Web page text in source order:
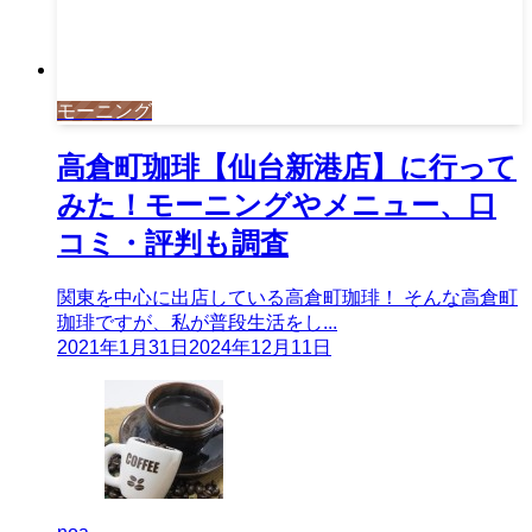
モーニング
高倉町珈琲【仙台新港店】に行って
みた！モーニングやメニュー、口
コミ・評判も調査
関東を中心に出店している高倉町珈琲！ そんな高倉町
珈琲ですが、私が普段生活をし...
2021年1月31日 2024年12月11日